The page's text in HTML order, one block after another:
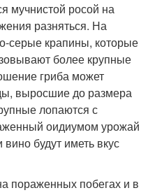
мучнистой росой на
разняться. На
серые крапины, которые
более крупные
гриба может
выросшие до размера
лопаются с
оидиумом урожай
вино будут иметь вкус
пораженных побегах и в